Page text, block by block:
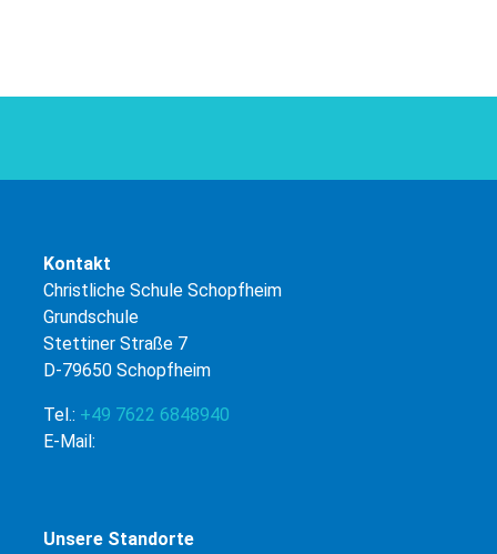
Kontakt
Christliche Schule Schopfheim
Grundschule
Stettiner Straße 7
D-79650 Schopfheim
Tel.: +49 7622 6848940
E-Mail:
Unsere Standorte